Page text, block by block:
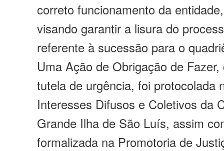
correto funcionamento da
visando garantir a lisura do
referente à sucessão para o
Uma Ação de Obrigação de
tutela de urgência, foi protocolada
Interesses Difusos e Coletivos da
Grande Ilha de São Luís, assim
formalizada na Promotoria de